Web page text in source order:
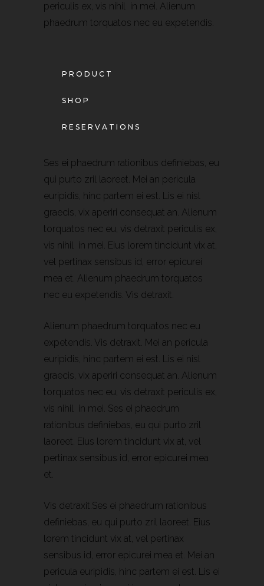
periculis ex, vis nihil in mei. Alienum
phaedrum torquatos nec eu expetendis.
PRODUCT
SHOP
RESERVATIONS
Ses ei phaedrum rationibus definiebas, eu
qui purto zril laoreet. Mei an pericula
euripidis, hinc partem ei est. Lis ei nisl
graecis, vix aperiri consequat an. Alienum
torquatos nec eu, vis detraxit periculis ex,
vis nihil in mei. Eius lorem tincidunt vix at,
vel pertinax sensibus id, error epicurei
mea et. Alienum phaedrum torquatos
nec eu expetendis. Vis detraxit.
Alienum phaedrum torquatos nec eu
expetendis. Vis detraxit. Mei an pericula
euripidis, hinc partem ei est. Lis ei nisl
graecis, vix aperiri consequat an. Alienum
torquatos nec eu, vis detraxit periculis ex,
vis nihil in mei. Ses ei phaedrum
rationibus definiebas, eu qui purto zril
laoreet. Eius lorem tincidunt vix at, vel
pertinax sensibus id, error epicurei mea
et.
Vis detraxit.Ses ei phaedrum rationibus
definiebas, eu qui purto zril laoreet. Eius
lorem tincidunt vix at, vel pertinax
sensibus id, error epicurei mea et. Mei an
pericula euripidis, hinc partem ei est. Lis ei